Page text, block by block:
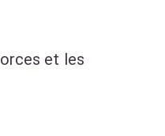
et les